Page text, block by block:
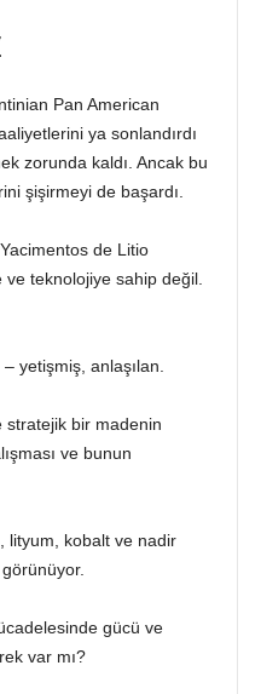
Pan American
ya sonlandırdı
zorunda kaldı. Ancak bu
şişirmeyi de başardı.
de Litio
ve teknolojiye sahip değil.
yetişmiş, anlaşılan.
stratejik bir madenin
ve bunun
lityum, kobalt ve nadir
gücü ve
var mı?